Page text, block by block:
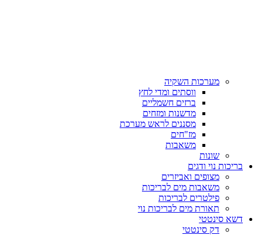
מערכות השקיה
ווסתים ומדי לחץ
ברזים חשמליים
מדשנות ומזחים
מסננים לראש מערכת
מז"חים
משאבות
שונות
בריכות נוי ודגים
מצופים ואביזרים
משאבות מים לבריכות
פילטרים לבריכות
תאורת מים לבריכות נוי
דשא סינטטי
דק סינטטי